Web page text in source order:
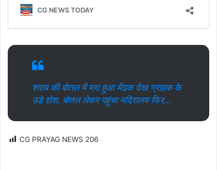
शराब की बोतल में मरा हुआ मेंढक देख ग्राहक के
उड़े होश, बोतल लेकर पहुंचा मदिरालय फिर…
CG PRAYAG NEWS 206